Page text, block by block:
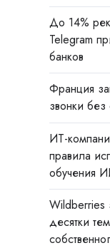
До 14%
Telegram
банков
Франция
звонки без
ИТ-
правила
обучения
Wildberries
десятки